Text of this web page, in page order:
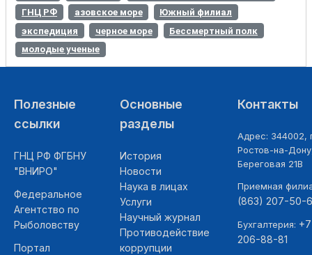
ГНЦ РФ
азовское море
Южный филиал
экспедиция
черное море
Бессмертный полк
молодые ученые
Полезные
ссылки
ГНЦ РФ ФГБНУ
"ВНИРО"
Федеральное
Агентство по
Рыболовству
Портал
Основные
разделы
История
Новости
Наука в лицах
Услуги
Научный журнал
Противодействие
коррупции
Контакты
Адрес: 344002,
Ростов-на-
Береговая 21В
Приемная
(863) 207-50-
Бухгалтерия:
206-88-81